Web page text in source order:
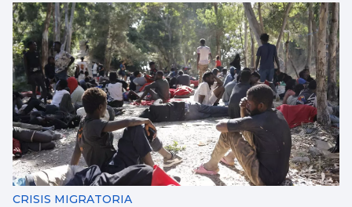
CRISIS MIGRATORIA